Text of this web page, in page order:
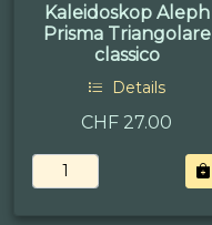
Kaleidoskop Aleph
Prisma Triangolare
classico
Details
CHF 27.00